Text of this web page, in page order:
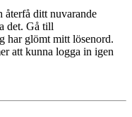
ditt nuvarande
det. Gå till
har glömt mitt lösenord.
att kunna logga in igen